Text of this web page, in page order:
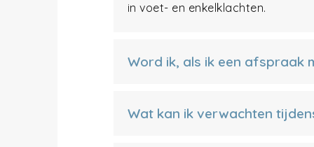
in voet- en enkelklachten.
Word ik, als ik een afspraak
Wat kan ik verwachten